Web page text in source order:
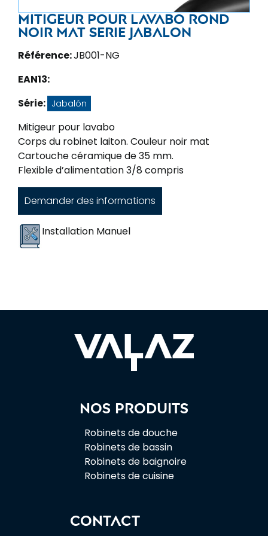
Mitigeur pour lavabo rond
noir mat serie Jabalon
Référence:JB001-NG
EAN13:
Série: Jabalón
Mitigeur pour lavabo
Corps du robinet laiton. Couleur noir mat
Cartouche céramique de 35 mm.
Flexible d’alimentation 3/8 compris
Demander des informations
Installation Manuel
Nos produits
Robinets de douche
Robinets de bassin
Robinets de baignoire
Robinets de cuisine
CONTACT